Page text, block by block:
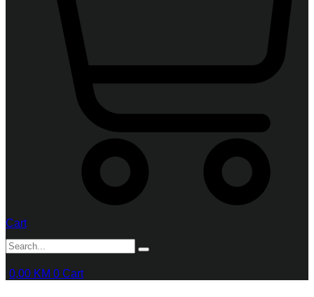
Cart
0,00 KM 0 Cart